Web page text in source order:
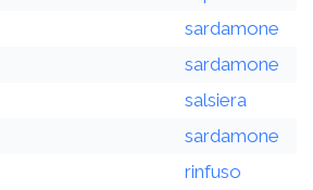
sardamone
sardamone
salsiera
sardamone
rinfuso